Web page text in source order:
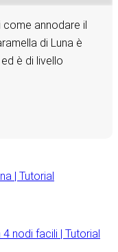
annodare il
di Luna è
è di livello
| Tutorial
nodi facili | Tutorial